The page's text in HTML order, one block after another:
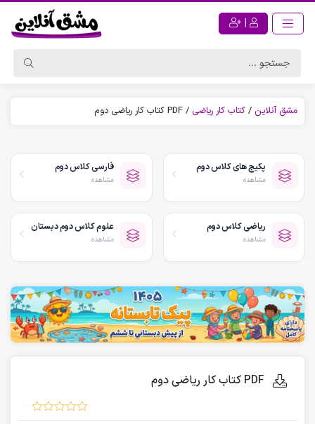
|
مشق آنلاین / کتاب کار ریاضی / PDF کتاب کار ریاضی دوم
پکیج های کلاس دوم
مشاهده
فارسی کلاس دوم
مشاهده
ریاضی کلاس دوم
مشاهده
علوم کلاس دوم دبستان
مشاهده